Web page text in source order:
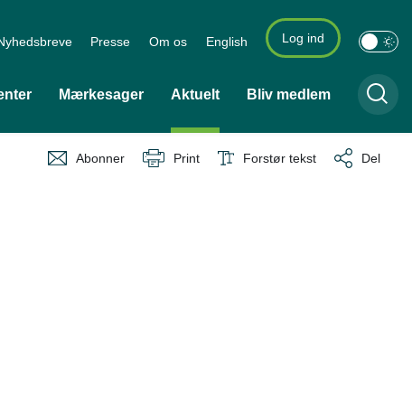
Presse Om os English Log ind
Mærkesager Aktuelt Bliv medlem
Abonner Print Forstør tekst Del